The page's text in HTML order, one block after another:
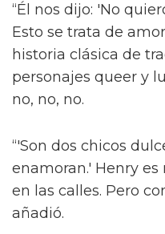
“Él nos dijo: 'No
Esto se trata de
historia clásica de
personajes queer y
no, no, no.
“'Son dos chicos
enamoran.' Henry
en las calles. Pero
añadió.